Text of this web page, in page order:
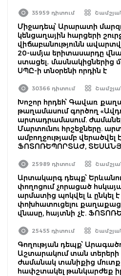
35959 դիտում
Միջադեպ՝ Արարատի
կենցաղային հարցերի
վիճաբանությունն
20-ամյա երիտասարդը
ստացել․ մասնակիցներից
ՍՊԸ-ի տնօրենի որդին է
30366 դիտում
Խոշոր հրդեհ՝ Գավառ
թաղամասում գործող
արտադրամասում.
Մարտունու հրշեջները.
ամբողջությամբ վերածվել
ՖՈՏՈՌԵՊՈՐՏԱԺ,
25989 դիտում
Արտակարգ դեպք՝
փողոցում չորացած
արմատից պոկվել և ընկել
փոխհատուցելու
վնասը, հայտնի չէ.
25455 դիտում
Գողության դեպք՝
Աշտարակում տան տերերի
ժամանակ տանիքից մուտք
հափշտակել թանկարժեք